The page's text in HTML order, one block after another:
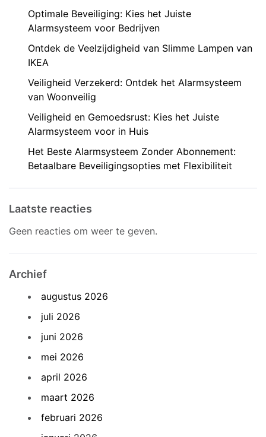
Optimale Beveiliging: Kies het Juiste
Alarmsysteem voor Bedrijven
Ontdek de Veelzijdigheid van Slimme Lampen van
IKEA
Veiligheid Verzekerd: Ontdek het Alarmsysteem
van Woonveilig
Veiligheid en Gemoedsrust: Kies het Juiste
Alarmsysteem voor in Huis
Het Beste Alarmsysteem Zonder Abonnement:
Betaalbare Beveiligingsopties met Flexibiliteit
Laatste reacties
Geen reacties om weer te geven.
Archief
augustus 2026
juli 2026
juni 2026
mei 2026
april 2026
maart 2026
februari 2026